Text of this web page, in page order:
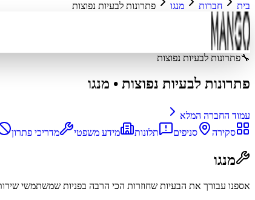
בית חברות מנגו פתרונות לבעיות נפוצות
🔧פתרונות לבעיות נפוצות
פתרונות לבעיות נפוצות • מנגו
עמוד החברה המלא
סקירה
סניפים תלונות מידע משפטי מדריכי פתרון
מנגו
אספנו עבורך את הבעיות שחוזרות הכי הרבה בפניות שמשתמשי